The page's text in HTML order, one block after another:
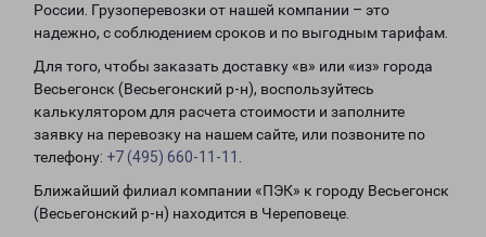
России. Грузоперевозки от нашей компании – это
надежно, с соблюдением сроков и по выгодным тарифам.
Для того, чтобы заказать доставку «в» или «из» города
Весьегонск (Весьегонский р-н), воспользуйтесь
калькулятором для расчета стоимости и заполните
заявку на перевозку на нашем сайте, или позвоните по
телефону: +7 (495) 660-11-11
Ближайший филиал компании «ПЭК» к городу Весьегонск
(Весьегонский р-н) находится в Череповеце.